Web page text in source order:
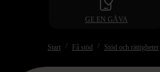
GE EN GÅVA
Start Få stöd Stöd och rättigheter